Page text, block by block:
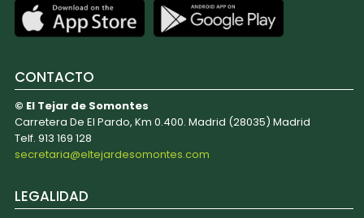
CONTACTO
© El Tejar de Somontes
Carretera De El Pardo, Km 0.400. Madrid (28035) Madrid
Telf. 913 169 128
secretaria@eltejardesomontes.com
LEGALIDAD